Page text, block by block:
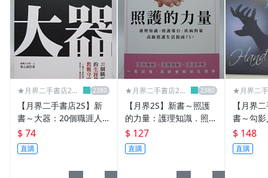
其他
★月界二手書店2～
【月界二手書店2S】新
書～大器：20個職涯人
的生涯發展教戰守則_張
心慈_布克文化出版_原價
300 〖企管〗AEW
$ 74
直購
★月界二手書店2～
【月界2S】新書～照護
的力量：護理知識．照護
導引．疾病對策（初版一
刷）_山口潔_文經社_原
價380 〖醫療〗CIM
$ 127
直購
★月界二
【月界
書～勾
魔幻手
ㄚ文化
〖嗜好〗
$ 148
直購